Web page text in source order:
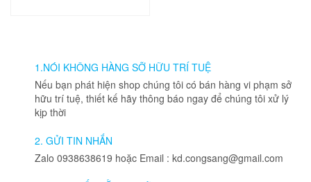
nhiều
biến
thể.
Các
chọn
có
thể
được
1.NÓI KHÔNG HÀNG SỠ HỮU TRÍ TUỆ
Nếu bạn phát hiện shop chúng tôi có bán hàng vi phạm sở
hữu trí tuệ, thiết kế hãy thông báo ngay để chúng tôi xử lý
kịp thời
2. GỬI TIN NHẮN
Zalo 0938638619 hoặc Email : kd.congsang@gmail.com